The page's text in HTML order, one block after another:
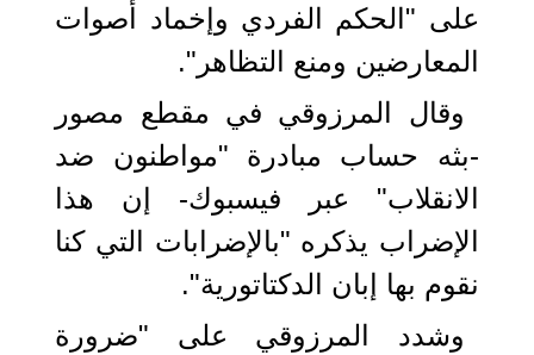
على "الحكم الفردي وإخماد أصوات
المعارضين ومنع التظاهر".
وقال المرزوقي في مقطع مصور
-بثه حساب مبادرة "مواطنون ضد
الانقلاب" عبر فيسبوك- إن هذا
الإضراب يذكره "بالإضرابات التي كنا
نقوم بها إبان الدكتاتورية".
وشدد المرزوقي على "ضرورة